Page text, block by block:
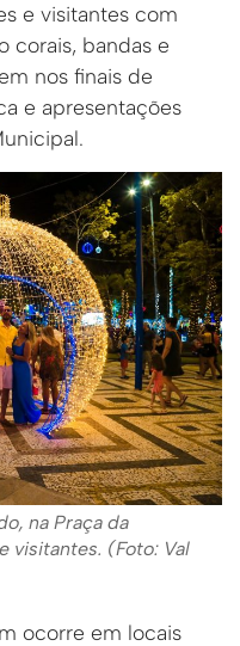
e visitantes com
corais, bandas e
nos finais de
e apresentações
na Praça da
visitantes. (Foto: Val
ocorre em locais